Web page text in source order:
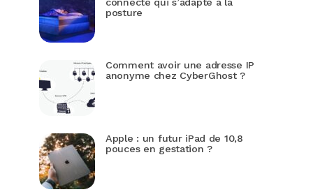
posture
Comment avoir une adresse IP
anonyme chez CyberGhost ?
Apple : un futur iPad de 10,8
pouces en gestation ?